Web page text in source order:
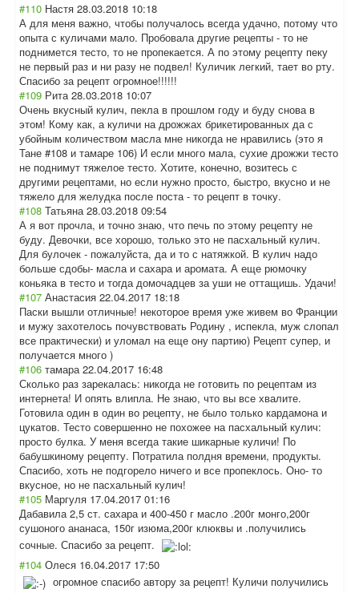
#110 Настя 28.03.2018 10:18
А для меня важно, чтобы получалось всегда удачно, потому что
опыта с куличами мало. Пробовала другие рецепты - то не
поднимется тесто, то не пропекается. А по этому рецепту пеку
не первый раз и ни разу не подвел! Куличик легкий, тает во рту.
Спасибо за рецепт огромное!!!!!!
#109 Рита 28.03.2018 10:07
Очень вкусный кулич, пекла в прошлом году и буду снова в
этом! Кому как, а куличи на дрожжах брикетированных да с
убойным количеством масла мне никогда не нравились (это я
Тане #108 и тамаре 106) И если много мала, сухие дрожжи тесто
не поднимут тяжелое тесто. Хотите, конечно, возитесь с
другими рецептами, но если нужно просто, быстро, вкусно и не
тяжело для желудка после поста - то рецепт в точку.
#108 Татьяна 28.03.2018 09:54
А я вот прочла, и точно знаю, что печь по этому рецепту не
буду. Девочки, все хорошо, только это не пасхальный кулич.
Для булочек - пожалуйста, да и то с натяжкой. В кулич надо
больше сдобы- масла и сахара и аромата. А еще рюмочку
коньяка в тесто и тогда домочадцев за уши не оттащишь. Удачи!
#107 Анастасия 22.04.2017 18:18
Паски вышли отличные! некоторое время уже живем во Франции
и мужу захотелось почувствовать Родину , испекла, муж слопал
все практически) и уломал на еще ону партию) Рецепт супер, и
получается много )
#106 тамара 22.04.2017 16:48
Сколько раз зарекалась: никогда не готовить по рецептам из
интернета! И опять влипла. Не знаю, что вы все хвалите.
Готовила один в один во рецепту, не было только кардамона и
цукатов. Тесто совершенно не похожее на пасхальный кулич:
просто булка. У меня всегда такие шикарные куличи! По
бабушкиному рецепту. Потратила полдня времени, продукты.
Спасибо, хоть не подгорело ничего и все пропеклось. Оно- то
вкусное, но не пасхальный кулич!
#105 Маргуля 17.04.2017 01:16
Дабавила 2,5 ст. сахара и 400-450 г масло .200г монго,200г
сушоного ананаса, 150г изюма,200г клюквы и .получились
сочные. Спасибо за рецепт.
#104 Олеся 16.04.2017 17:50
огромное спасибо автору за рецепт! Куличи получились